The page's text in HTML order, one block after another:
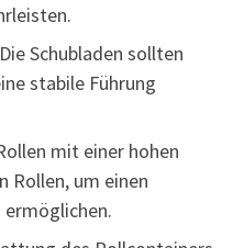
Schubladen sollten
stabile Führung
mit einer hohen
Rollen, um einen